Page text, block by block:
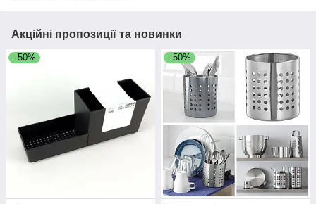
Акційні пропозиції та новинки
–50% –50%